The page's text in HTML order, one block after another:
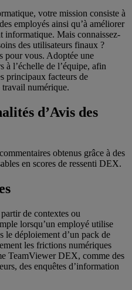
votre mission consiste à
employés ainsi qu’à améliorer
informatique. Mais connaissez-
des utilisateurs finaux ?
pour vous. Adoptée une
à l’échelle de l’équipe, afin
principaux facteurs de
travail numérique.
d’Avis des
obtenus grâce à des
en scores de ressenti DEX.
de contextes ou
lorsqu’un employé utilise
le déploiement d’un pack de
les frictions numériques
TeamViewer DEX, comme des
des enquêtes d’information